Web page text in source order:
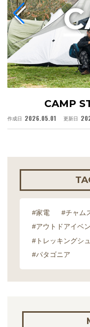
CAMP
作成日 2026.05.01 更新日
C
#家電 #チャム
#アウトドアイベ
#トレッキングシ
#パタゴニア